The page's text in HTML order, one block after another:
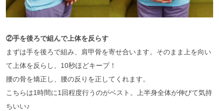
②手を後ろで組んで上体を反らす
まずは手を後ろで組み、肩甲骨を寄せ合います。そのまま上を向い
て上体を反らし、10秒ほどキープ！
腰の骨を矯正し、腰の反りを正してくれます。
こちらは1時間に1回程度行うのがベスト。上半身全体が伸びて気持
ちいい♪